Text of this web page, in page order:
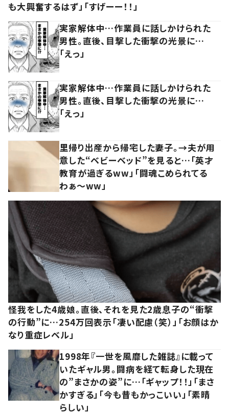
も大興奮するはず」「すげーー！！」
実家解体中…作業員に話しかけられた
男性。直後、目撃した衝撃の光景に…
「えっ」
実家解体中…作業員に話しかけられた
男性。直後、目撃した衝撃の光景に…
「えっ」
里帰り出産から帰宅した妻子。→夫が用
意した“ベビーベッド”を見ると…「英才
教育が過ぎるww」「闘魂こめられてる
わぁ～ww」
怪我をした4歳娘。直後、それを見た2歳息子の“衝撃
の行動”に…254万回表示「凄い配慮（笑）」「お顔はか
なり重症レベル」
1998年『一世を風靡した雑誌』に載って
いたギャル男。闘病を経て転身した現在
の”まさかの姿”に…「ギャップ！！」「まさ
かすぎる」「今も昔もかっこいい」「素晴
らしい」